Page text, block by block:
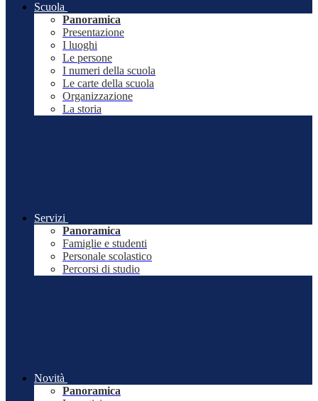
Scuola
Panoramica
Presentazione
I luoghi
Le persone
I numeri della scuola
Le carte della scuola
Organizzazione
La storia
Servizi
Panoramica
Famiglie e studenti
Personale scolastico
Percorsi di studio
Novità
Panoramica